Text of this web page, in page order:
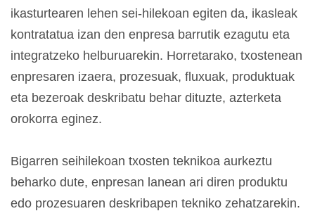
ikasturtearen lehen sei-hilekoan egiten da, ikasleak
kontratatua izan den enpresa barrutik ezagutu eta
integratzeko helburuarekin. Horretarako, txostenean
enpresaren izaera, prozesuak, fluxuak, produktuak
eta bezeroak deskribatu behar dituzte, azterketa
orokorra eginez.
Bigarren seihilekoan txosten teknikoa aurkeztu
beharko dute, enpresan lanean ari diren produktu
edo prozesuaren deskribapen tekniko zehatzarekin.